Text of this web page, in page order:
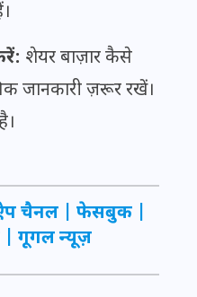
शेयर बाज़ार कैसे
जानकारी ज़रूर रखें।
चैनल फेसबुक
गूगल न्यूज़